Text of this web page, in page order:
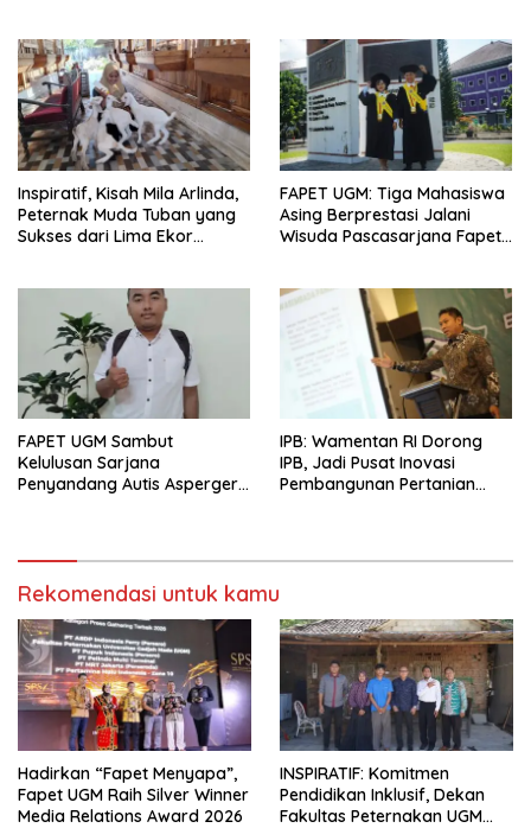
Inspiratif, Kisah Mila Arlinda,
Peternak Muda Tuban yang
Sukses dari Lima Ekor
FAPET UGM: Tiga Mahasiswa
Asing Berprestasi Jalani
Wisuda Pascasarjana Fapet
FAPET UGM Sambut
Kelulusan Sarjana
Penyandang Autis Asperger,
IPB: Wamentan RI Dorong
IPB, Jadi Pusat Inovasi
Pembangunan Pertanian
Rekomendasi untuk kamu
Hadirkan “Fapet Menyapa”,
Fapet UGM Raih Silver Winner
Media Relations Award 2026
INSPIRATIF: Komitmen
Pendidikan Inklusif, Dekan
Fakultas Peternakan UGM